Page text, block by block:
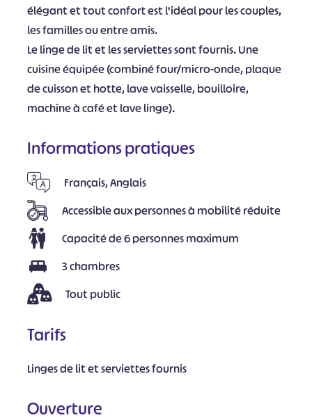
élégant et tout confort est l'idéal pour les couples,
les familles ou entre amis.
Le linge de lit et les serviettes sont fournis. Une
cuisine équipée (combiné four/micro-onde, plaque
de cuisson et hotte, lave vaisselle, bouilloire,
machine à café et lave linge).
Informations pratiques
Français, Anglais
Accessible aux personnes à mobilité réduite
Capacité de 6 personnes maximum
3 chambres
Tout public
Tarifs
Linges de lit et serviettes fournis
Ouverture